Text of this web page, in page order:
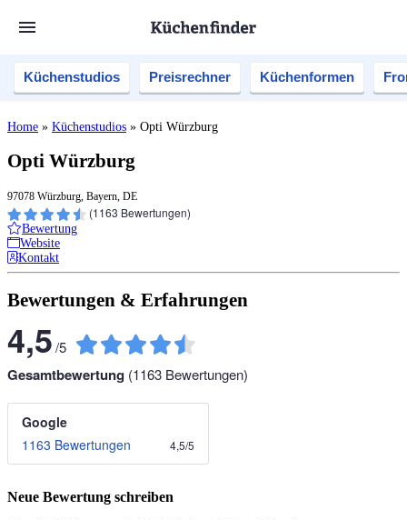
Küchenstudios Preisrechner Küchenformen
Home » Küchenstudios » Opti Würzburg
Opti Würzburg
97078 Würzburg, Bayern, DE
(1163 Bewertungen)
Bewertung
Website
Kontakt
Bewertungen & Erfahrungen
4,5/5
Gesamtbewertung (1163 Bewertungen)
Google
1163 Bewertungen
4,5/5
Neue Bewertung schreiben